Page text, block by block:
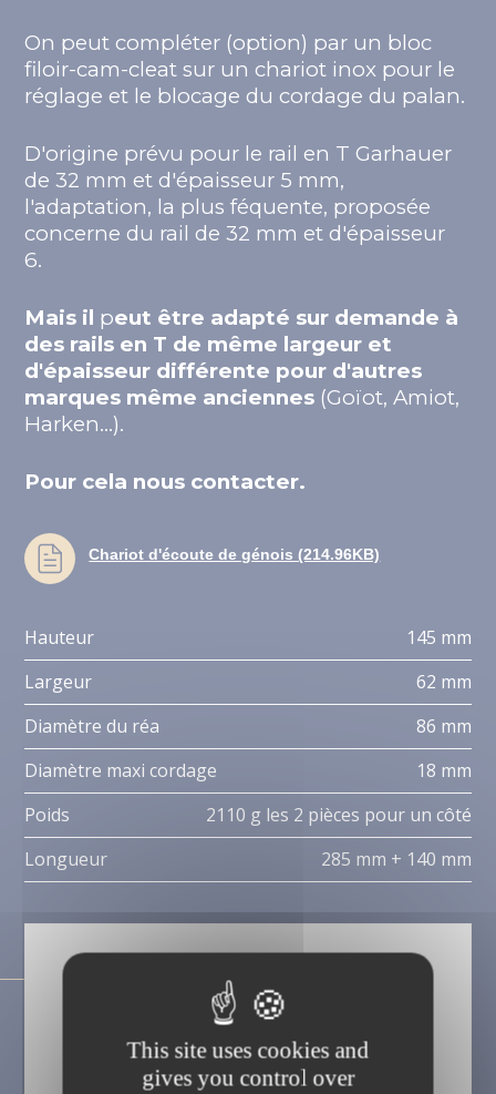
On peut compléter (option) par un bloc
filoir-cam-cleat sur un chariot inox pour le
réglage et le blocage du cordage du palan.
D'origine prévu pour le rail en T Garhauer
de 32 mm et d'épaisseur 5 mm,
l'adaptation, la plus féquente, proposée
concerne du rail de 32 mm et d'épaisseur
6.
Mais il peut être adapté sur demande à
des rails en T de même largeur et
d'épaisseur différente pour d'autres
marques même anciennes (Goïot, Amiot,
Harken…).
Pour cela nous contacter.
Chariot d'écoute de génois (214.96KB)
Hauteur
145 mm
Largeur
62 mm
Diamètre du réa
86 mm
Diamètre maxi cordage
18 mm
Poids
2110 g les 2 pièces pour un côté
Longueur
285 mm + 140 mm
This site uses cookies and
gives you control over